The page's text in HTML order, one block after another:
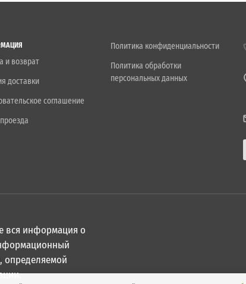
и возврат
доставки
соглашение
Политика конфиденциальности
Политика обработки
персональных данных
вся информация о
определяемой